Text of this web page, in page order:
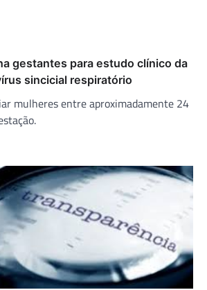
gestantes para estudo clínico da
sincicial respiratório
mulheres entre aproximadamente 24